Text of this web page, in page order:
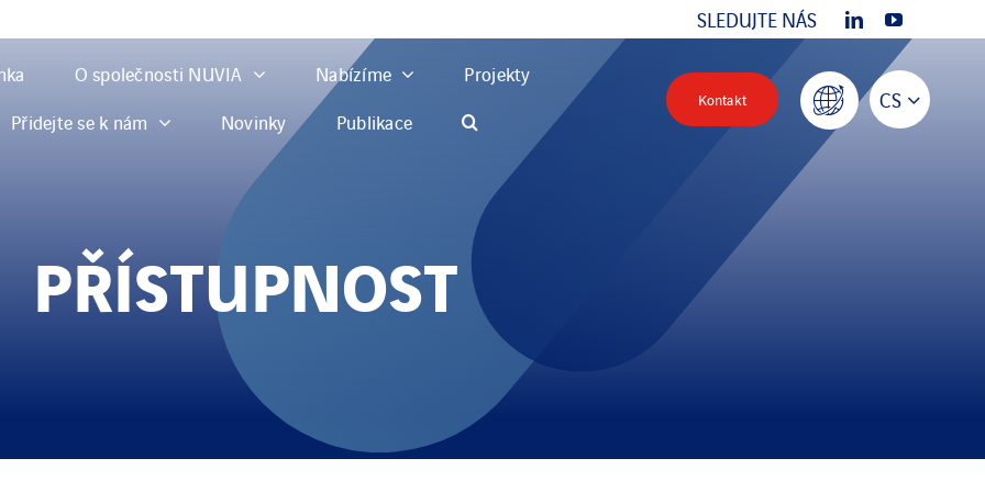
SLEDUJTE NÁS
O společnosti NUVIA Nabízíme
Projekty
Přidejte se k nám
Novinky Publikace
CS
Kontakt
PŘÍSTUPNOST